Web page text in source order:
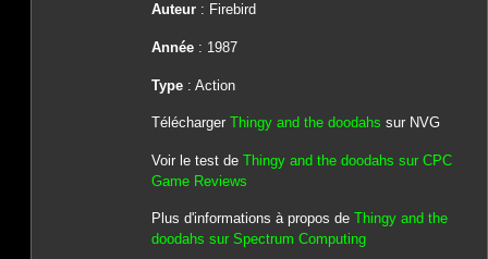
Auteur: Firebird
Année: 1987
Type: Action
Télécharger Thingy and the doodahs sur NVG
Voir le test de Thingy and the doodahs sur CPC
Game Reviews
Plus d'informations à propos de Thingy and the
doodahs sur Spectrum Computing